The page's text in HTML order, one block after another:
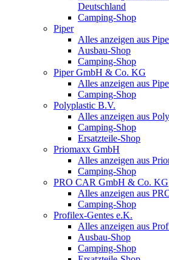
Deutschland
Camping-Shop
Piper
Alles anzeigen aus
Ausbau-Shop
Camping-Shop
Piper GmbH & Co. KG
Alles anzeigen aus
Camping-Shop
Polyplastic B.V.
Alles anzeigen aus
Camping-Shop
Ersatzteile-Shop
Priomaxx GmbH
Alles anzeigen aus
Camping-Shop
PRO CAR GmbH & Co. KG
Alles anzeigen aus
Camping-Shop
Profilex-Gentes e.K.
Alles anzeigen aus
Ausbau-Shop
Camping-Shop